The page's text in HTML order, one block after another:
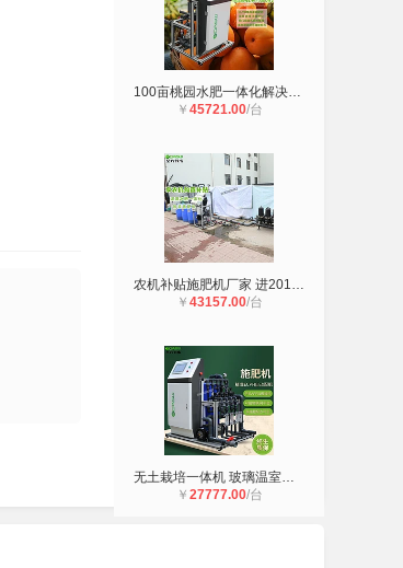
100亩桃园水肥一体化解决方案 智慧农
￥ 45721.00/台
农机补贴施肥机厂家 进2019目录的智
￥ 43157.00/台
无土栽培一体机 玻璃温室智能水肥配
￥ 27777.00/台